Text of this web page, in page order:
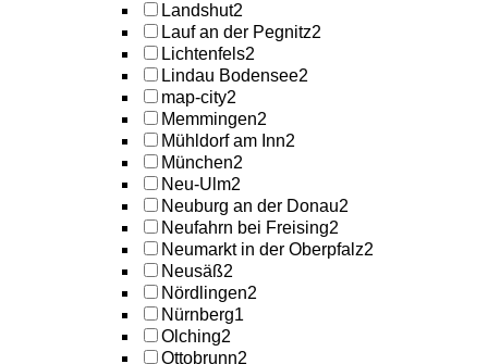
Landshut2
Lauf an der Pegnitz2
Lichtenfels2
Lindau Bodensee2
map-city2
Memmingen2
Mühldorf am Inn2
München2
Neu-Ulm2
Neuburg an der Donau2
Neufahrn bei Freising2
Neumarkt in der Oberpfalz2
Neusäß2
Nördlingen2
Nürnberg1
Olching2
Ottobrunn2